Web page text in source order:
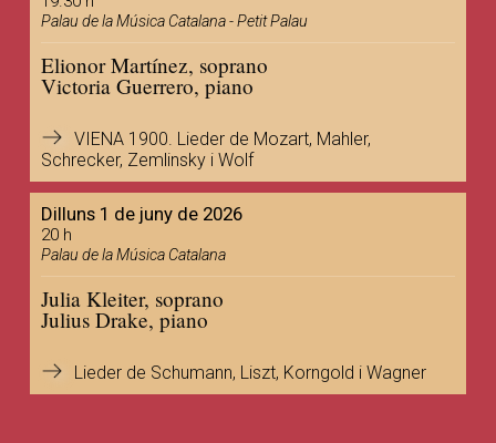
Palau de la Música Catalana - Petit Palau
Elionor Martínez, soprano
Victoria Guerrero, piano
VIENA 1900. Lieder de Mozart, Mahler,
Schrecker, Zemlinsky i Wolf
Dilluns 1 de juny de 2026
20 h
Palau de la Música Catalana
Julia Kleiter, soprano
Julius Drake, piano
Lieder de Schumann, Liszt, Korngold i Wagner